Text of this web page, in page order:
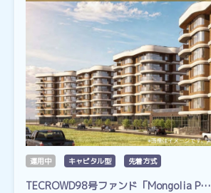
運用中 キャピタル型 先着方式
TECROWD98号ファンド「Mongolia P…